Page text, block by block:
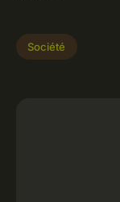
Société